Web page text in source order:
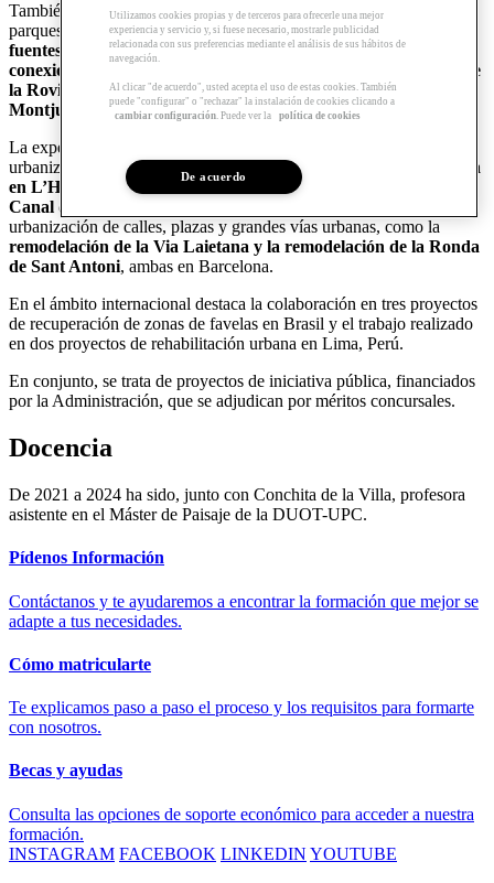
También ha trabajado en proyectos de jardines, parques urbanos y
parques naturales como laAdecuación y restauración de 13
fuentes en el Parque natural de Collserola, la Adecuación y
conexión del camino que rodea la Batería antiaérea del Turó de
la Rovira y la Restauración del Parque Costa i Llobera en
Montjuic
La experiencia en espacio público se concentra en proyectos de
urbanización de
zonas verdes como las del
PDU Biopol - Granvia
en L’Hospitalet de Llobregat, las de la Margen derecha del
Canal de Deusto y la isla de Zorrotzaurre en Bilbao
urbanización de calles, plazas y grandes vías urbanas, como la
remodelación de la Via Laietana y la remodelación de la Ronda
de Sant Antoni, ambas en Barcelona.
En el ámbito internacional destaca la colaboración en tres proyectos
de recuperación de zonas de favelas en Brasil y el trabajo realizado
en dos proyectos de rehabilitación urbana en Lima, Perú.
En conjunto, se trata de proyectos de iniciativa pública, financiados
por la Administración, que se adjudican por méritos concursales.
Docencia
De 2021 a 2024 ha sido, junto con Conchita de la Villa, profesora
asistente en el Máster de Paisaje de la DUOT-UPC.
Pídenos Información
Contáctanos y te ayudaremos a encontrar la formación que mejor se
adapte a tus necesidades.
Cómo matricularte
Te explicamos paso a paso el proceso y los requisitos para formarte
con nosotros.
Becas y ayudas
Consulta las opciones de soporte económico para acceder a nuestra
formación.
INSTAGRAM FACEBOOK LINKEDIN YOUTUBE
Utilizamos cookies propias y de terceros para ofrecerle una mejor
experiencia y servicio y, si fuese necesario, mostrarle publicidad
relacionada con sus preferencias mediante el análisis de sus hábitos de
navegación.
Al clicar "de acuerdo", usted acepta el uso de estas cookies. También
puede "configurar" o "rechazar" la instalación de cookies clicando a
cambiar configuración. Puede ver la política de cookies
De acuerdo